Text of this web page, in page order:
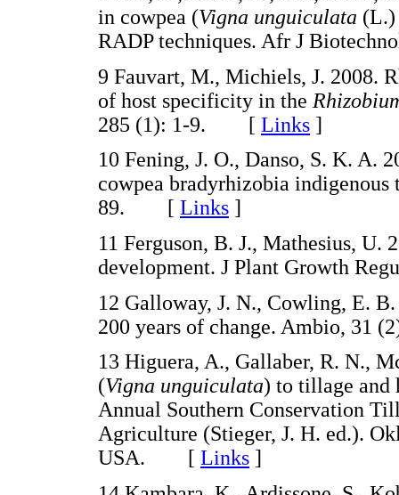
in cowpea (Vigna unguiculata (L.)
RADP techniques. Afr J
9 Fauvart, M., Michiels, J. 2008.
of host specificity in the
285 (1): 1-9. [ Links ]
10 Fening, J. O., Danso, S. K. A.
cowpea bradyrhizobia
89. [ Links ]
11 Ferguson, B. J., Mathesius,
development. J Plant Growth
12 Galloway, J. N., Cowling, E.
200 years of change. Ambio,
13 Higuera, A., Gallaber, R. N.,
(Vigna unguiculata) to tillage and
Annual Southern Conservation
Agriculture (Stieger, J. H. ed.).
USA. [ Links ]